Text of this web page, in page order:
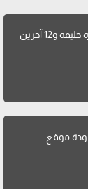
إحالة أوراق المنتجة سارة خليفة و12 آخرين
موقع